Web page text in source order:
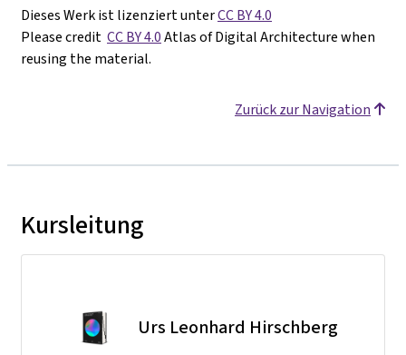
Dieses Werk ist lizenziert unterCC BY 4.0
Please credit CC BY 4.0Atlas of Digital Architecture when
reusing the material.
Zurück zur Navigation
Kursleitung
Urs Leonhard Hirschberg